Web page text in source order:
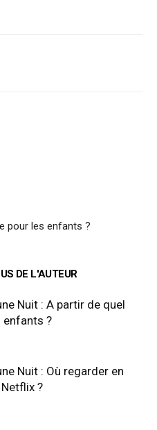
pour les enfants ?
DE L'AUTEUR
Nuit : A partir de quel
enfants ?
Nuit : Où regarder en
?